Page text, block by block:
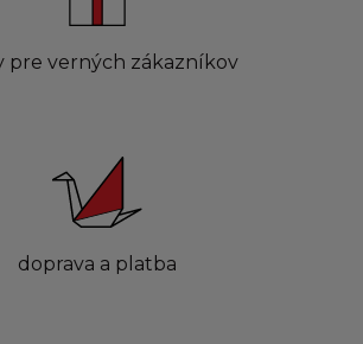
pre verných zákazníkov
doprava a platba